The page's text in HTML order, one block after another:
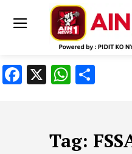
Facebook
X
Tag: